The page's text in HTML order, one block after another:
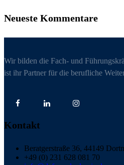
Neueste Kommentare
Wir bilden die Fach- und
ist ihr Partner für die berufliche
Kontakt
Beratgerstraße 36, 44149
+49 (0) 231 628 081 70